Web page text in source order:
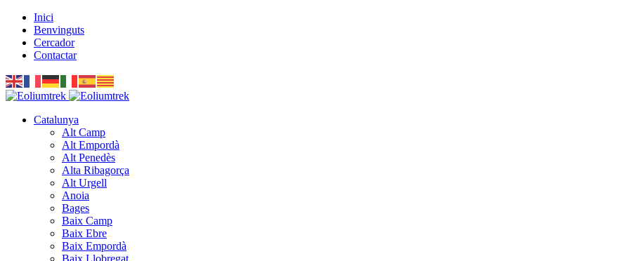
Inici
Benvinguts
Cercador
Contactar
Catalunya
Alt Camp
Alt Empordà
Alt Penedès
Alta Ribagorça
Alt Urgell
Anoia
Bages
Baix Camp
Baix Ebre
Baix Empordà
Baix Llobregat